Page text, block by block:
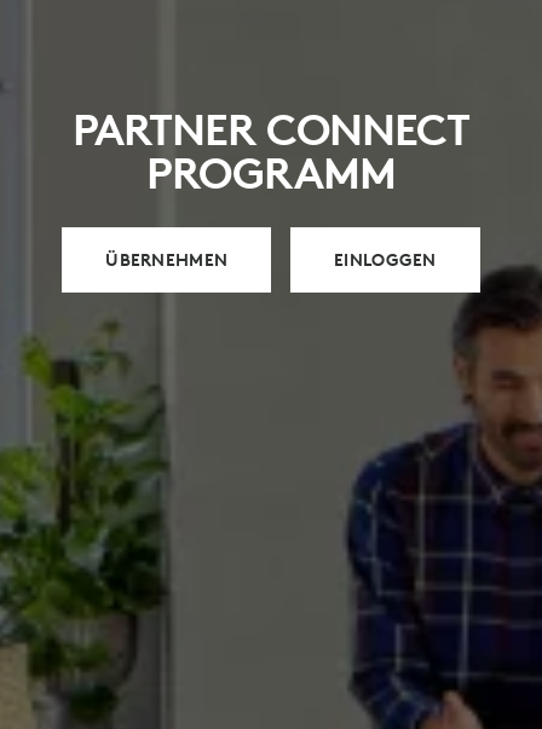
PARTNER CONNECT
PROGRAMM
ÜBERNEHMEN EINLOGGEN